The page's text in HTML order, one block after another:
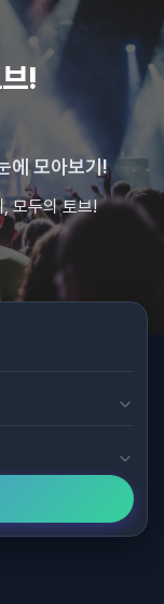
!
에 모아보기!
모두의 토브!